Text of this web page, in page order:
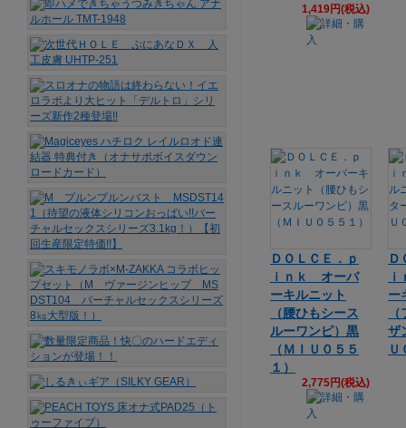
1,419円(税込)
ＤＯＬＣＥ．ｐ
ｉｎｋ オーバ
ーキルニット
（腰ひもシース
ルーワンピ）黒
（ＭＩＵ０５５
１）
2,775円(税込)
Ｄ
ー
ザ
Ｕ